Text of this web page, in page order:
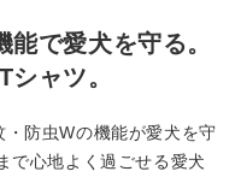
で愛犬を守る。
ャツ。
防虫Wの機能が愛犬を守
で心地よく過ごせる愛犬